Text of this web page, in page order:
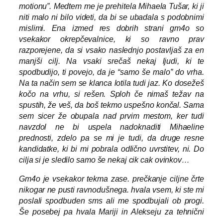
motionu”. Medtem me je prehitela Mihaela Tušar, ki ji
niti malo ni bilo videti, da bi se ubadala s podobnimi
mislimi. Ena izmed res dobrih strani gm4o so
vsekakor okrepčevalnice, ki so ravno prav
razporejene, da si vsako naslednjo postavljaš za en
manjši cilj. Na vsaki srečaš nekaj ljudi, ki te
spodbudijo, ti povejo, da je “samo še malo” do vrha.
Na ta način sem se klanca lotila tudi jaz. Ko dosežeš
kočo na vrhu, si rešen. Sploh če nimaš težav na
spustih, že veš, da boš tekmo uspešno končal. Sama
sem sicer že obupala nad prvim mestom, ker tudi
navzdol ne bi uspela nadoknaditi Mihaeline
prednosti, zdelo pa se mi je tudi, da druge resne
kandidatke, ki bi mi pobrala odlično uvrstitev, ni. Do
cilja si je sledilo samo še nekaj cik cak ovinkov…
Gm4o je vsekakor tekma zase. prečkanje ciljne črte
nikogar ne pusti ravnodušnega. hvala vsem, ki ste mi
poslali spodbuden sms ali me spodbujali ob progi.
Še posebej pa hvala Mariji in Alekseju za tehnični